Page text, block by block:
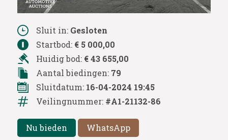
Sluit in: Gesloten
Startbod: € 5 000,00
Huidig bod: € 43 655,00
Aantal biedingen: 79
Sluitdatum: 16-04-2024 19:45
Veilingnummer: #A1-21132-86
Nu bieden WhatsApp